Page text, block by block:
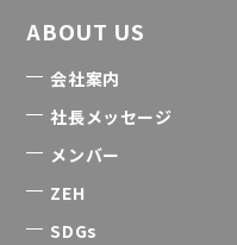
ABOUT US
会社案内
社長メッセージ
メンバー
ZEH
SDGs